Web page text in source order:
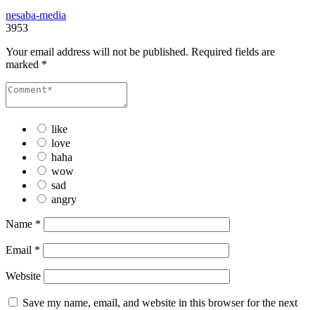
nesaba-media
3953
Your email address will not be published. Required fields are
marked *
like
love
haha
wow
sad
angry
Name *
Email *
Website
Save my name, email, and website in this browser for the next